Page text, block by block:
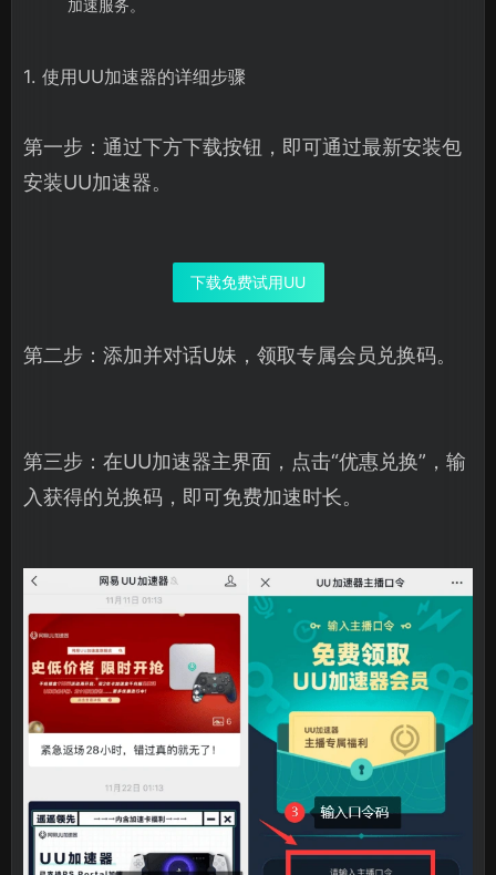
加速服务。
1. 使用UU加速器的详细步骤
第一步：通过下方下载按钮，即可通过最新安装包
安装UU加速器。
下载免费试用UU
第二步：添加并对话U妹，领取专属会员兑换码。
第三步：在UU加速器主界面，点击“优惠兑换”，输
入获得的兑换码，即可免费加速时长。